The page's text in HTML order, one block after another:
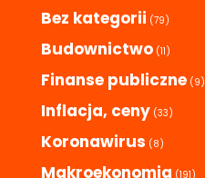
Bez kategorii (79)
Budownictwo (11)
Finanse publiczne (9)
Inflacja, ceny (33)
Koronawirus (8)
Makroekonomia (191)